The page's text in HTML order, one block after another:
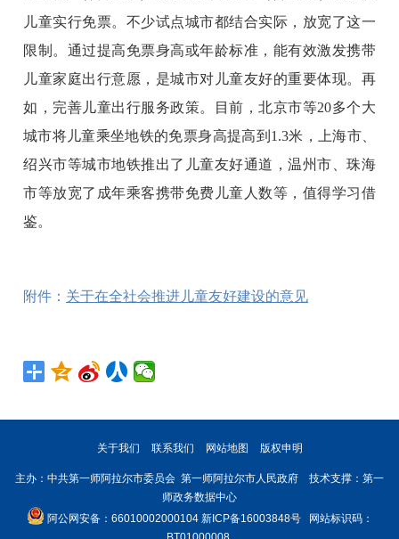
儿童实行免票。不少试点城市都结合实际，放宽了这一
限制。通过提高免票身高或年龄标准，能有效激发携带
儿童家庭出行意愿，是城市对儿童友好的重要体现。再
如，完善儿童出行服务政策。目前，北京市等20多个大
城市将儿童乘坐地铁的免票身高提高到1.3米，上海市、
绍兴市等城市地铁推出了儿童友好通道，温州市、珠海
市等放宽了成年乘客携带免费儿童人数等，值得学习借
鉴。
附件： 关于在全社会推进儿童友好建设的意见
关于我们 联系我们 网站地图 版权申明
主办：中共第一师阿拉尔市委员会 第一师阿拉尔市人民政府 技术支撑：第一
师政务数据中心
阿公网安备：66010002000104 新ICP备16003848号网站标识码：